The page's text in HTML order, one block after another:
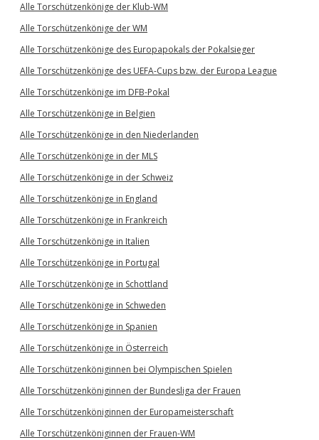
Alle Torschützenkönige der Klub-WM
Alle Torschützenkönige der WM
Alle Torschützenkönige des Europapokals der Pokalsieger
Alle Torschützenkönige des UEFA-Cups bzw. der Europa League
Alle Torschützenkönige im DFB-Pokal
Alle Torschützenkönige in Belgien
Alle Torschützenkönige in den Niederlanden
Alle Torschützenkönige in der MLS
Alle Torschützenkönige in der Schweiz
Alle Torschützenkönige in England
Alle Torschützenkönige in Frankreich
Alle Torschützenkönige in Italien
Alle Torschützenkönige in Portugal
Alle Torschützenkönige in Schottland
Alle Torschützenkönige in Schweden
Alle Torschützenkönige in Spanien
Alle Torschützenkönige in Österreich
Alle Torschützenköniginnen bei Olympischen Spielen
Alle Torschützenköniginnen der Bundesliga der Frauen
Alle Torschützenköniginnen der Europameisterschaft
Alle Torschützenköniginnen der Frauen-WM